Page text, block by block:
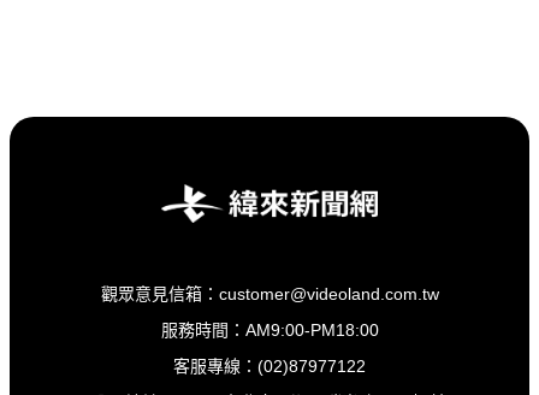
觀眾意見信箱：customer@videoland.com.tw
服務時間：AM9:00-PM18:00
客服專線：(02)87977122